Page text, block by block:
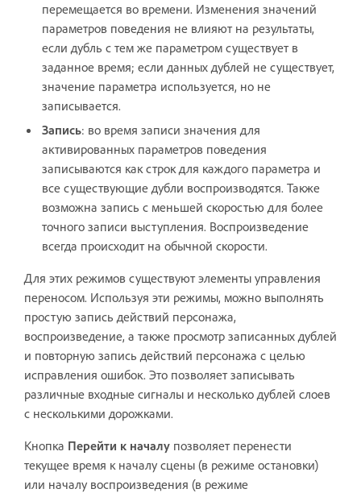
перемещается во времени. Изменения значений
параметров поведения не влияют на результаты,
если дубль с тем же параметром существует в
заданное время; если данных дублей не существует,
значение параметра используется, но не
записывается.
Запись: во время записи значения для
активированных параметров поведения
записываются как строк для каждого параметра и
все существующие дубли воспроизводятся. Также
возможна запись с меньшей скоростью для более
точного записи выступления. Воспроизведение
всегда происходит на обычной скорости.
Для этих режимов существуют элементы управления
переносом. Используя эти режимы, можно выполнять
простую запись действий персонажа,
воспроизведение, а также просмотр записанных дублей
и повторную запись действий персонажа с целью
исправления ошибок. Это позволяет записывать
различные входные сигналы и несколько дублей слоев
с несколькими дорожками.
Кнопка Перейти к началу позволяет перенести
текущее время к началу сцены (в режиме остановки)
или началу воспроизведения (в режиме